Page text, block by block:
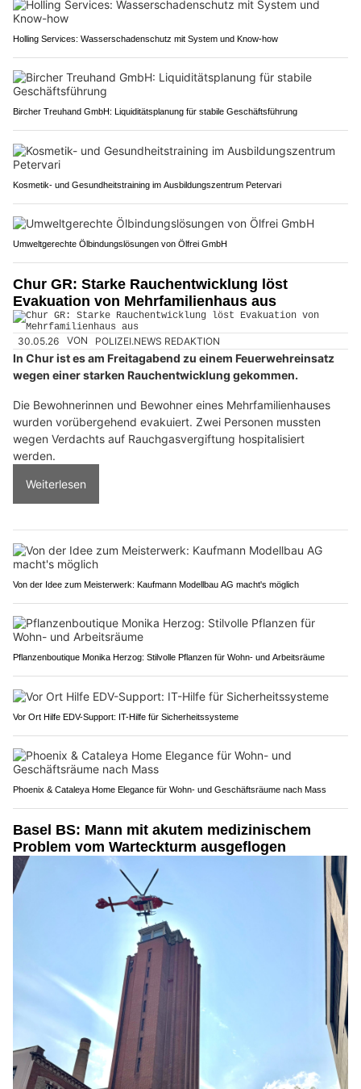
Holling Services: Wasserschadenschutz mit System und Know-how
Bircher Treuhand GmbH: Liquiditätsplanung für stabile Geschäftsführung
Kosmetik- und Gesundheitstraining im Ausbildungszentrum Petervari
Umweltgerechte Ölbindungslösungen von Ölfrei GmbH
Chur GR: Starke Rauchentwicklung löst
Evakuation von Mehrfamilienhaus aus
30.05.26 VON POLIZEI.NEWS REDAKTION
In Chur ist es am Freitagabend zu einem Feuerwehreinsatz
wegen einer starken Rauchentwicklung gekommen.
Die Bewohnerinnen und Bewohner eines Mehrfamilienhauses
wurden vorübergehend evakuiert. Zwei Personen mussten
wegen Verdachts auf Rauchgasvergiftung hospitalisiert
werden.
Weiterlesen
Von der Idee zum Meisterwerk: Kaufmann Modellbau AG macht's möglich
Pflanzenboutique Monika Herzog: Stilvolle Pflanzen für Wohn- und Arbeitsräume
Vor Ort Hilfe EDV-Support: IT-Hilfe für Sicherheitssysteme
Phoenix & Cataleya Home Elegance für Wohn- und Geschäftsräume nach Mass
Basel BS: Mann mit akutem medizinischem
Problem vom Warteckturm ausgeflogen